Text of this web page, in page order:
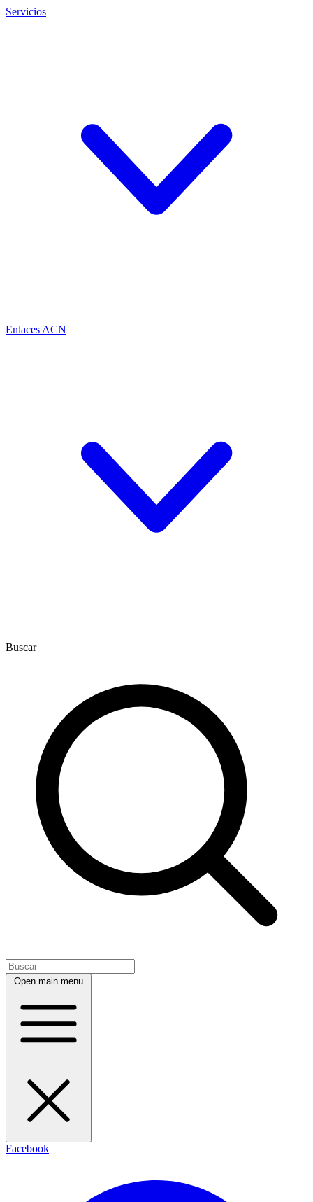
Servicios
Enlaces ACN
Buscar
Open main menu
Facebook